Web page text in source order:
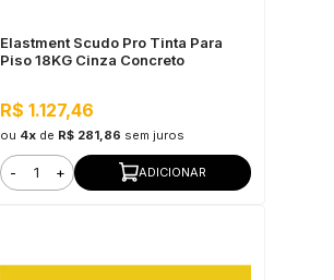
Elastment Scudo Pro Tinta Para
Piso 18KG Cinza Concreto
R$ 1.127,46
ou 4xde R$ 281,86 sem juros
- + ADICIONAR